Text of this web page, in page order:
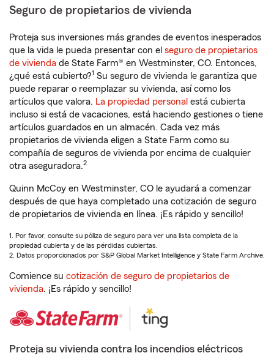
Seguro de propietarios de vivienda
Proteja sus inversiones más grandes de eventos inesperados
que la vida le pueda presentar con el seguro de propietarios
de vivienda de State Farm® en Westminster, CO. Entonces,
¿qué está cubierto?1 Su seguro de vivienda le garantiza que
puede reparar o reemplazar su vivienda, así como los
artículos que valora. La propiedad personal está cubierta
incluso si está de vacaciones, está haciendo gestiones o tiene
artículos guardados en un almacén. Cada vez más
propietarios de vivienda eligen a State Farm como su
compañía de seguros de vivienda por encima de cualquier
otra aseguradora.2
Quinn McCoy en Westminster, CO le ayudará a comenzar
después de que haya completado una cotización de seguro
de propietarios de vivienda en línea. ¡Es rápido y sencillo!
1. Por favor, consulte su póliza de seguro para ver una lista completa de la
propiedad cubierta y de las pérdidas cubiertas.
2. Datos proporcionados por S&P Global Market Intelligence y State Farm Archive.
Comience su cotización de seguro de propietarios de
vivienda. ¡Es rápido y sencillo!
Proteja su vivienda contra los incendios eléctricos